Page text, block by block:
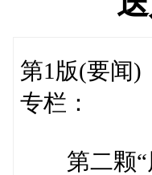
第1版(要闻)
专栏：
第二颗“